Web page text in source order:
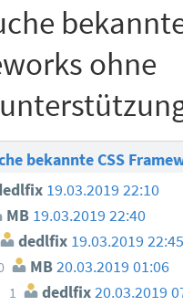
ohne
bekannte CSS
19.03.2019 22:10
MB 19.03.2019 22:40
dedlfix 19.03.2019 22:45
MB20.03.2019 01:06
1 dedlfix20.03.2019